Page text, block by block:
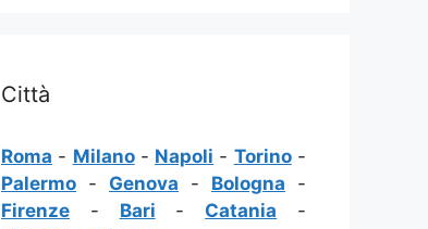
Città
Roma - Milano- Napoli - Torino-
Palermo - Genova - Bologna -
Firenze - Bari - Catania -